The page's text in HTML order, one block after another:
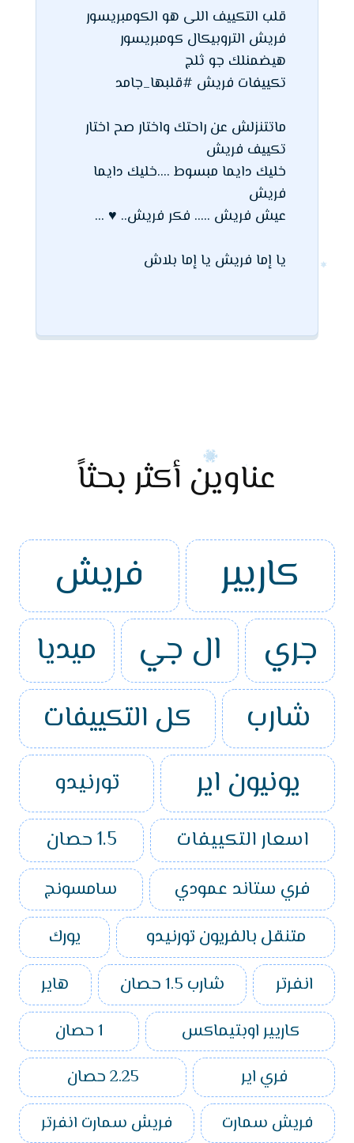
قلب التكييف اللى هو الكومبريسور
فريش التروبيكال كومبريسور
هيضمنلك جو ثلج
تكييفات فريش #قلبها_جامد
ماتتنزلش عن راحتك واختار صح اختار
تكييف فريش
خليك دايما مبسوط ....خليك دايما
فريش
عيش فريش ..... فكر فريش.. ♥ ...
يا إما فريش يا إما بلاش
عناوين أكثر بحثاً
كاريير فريش
جري ال جي ميديا
شارب
كل التكييفات
يونيون اير
تورنيدو
اسعار التكييفات 1.5 حصان
فري ستاند عمودي
سامسونج
متنقل بالفريون تورنيدو
يورك
انفرتر
شارب 1.5 حصان
هاير
كاريير اوبتيماكس
1 حصان
فري اير
2.25 حصان
فريش سمارت
فريش سمارت انفرتر